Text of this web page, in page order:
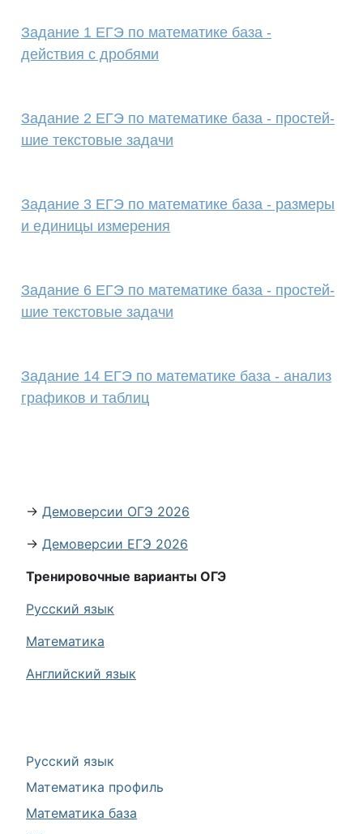
Русский язык
Математика профиль
Математика база
Задание 1 ЕГЭ по математике база -
действия с дробями
Задание 2 ЕГЭ по математике база - про­стей­
шие текстовые задачи
Задание 3 ЕГЭ по математике база - размеры
и единицы измерения
Задание 6 ЕГЭ по математике база - про­стей­
шие текстовые задачи
Задание 14 ЕГЭ по математике база - анализ
графиков и таблиц
→ Демоверсии ОГЭ 2026
→ Демоверсии ЕГЭ 2026
Тренировочные варианты ОГЭ
Русский язык
Математика
Английский язык